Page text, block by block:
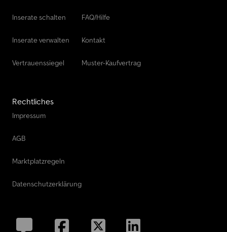
Inserate schalten
Inserate verwalten
Vertrauenssiegel
FAQ/Hilfe
Kontakt
Muster-Kaufvertrag
Rechtliches
Impressum
AGB
Marktplatzregeln
Datenschutzerklärung